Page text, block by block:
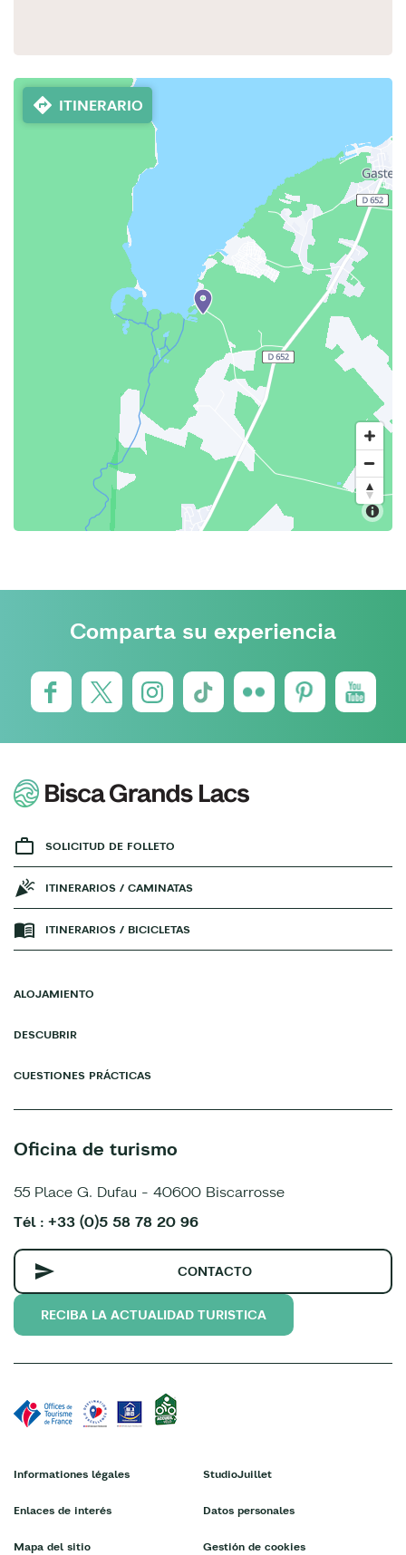
ITINERARIO
Comparta su experiencia
SOLICITUD DE FOLLETO
ITINERARIOS / CAMINATAS
ITINERARIOS / BICICLETAS
ALOJAMIENTO
DESCUBRIR
CUESTIONES PRÁCTICAS
Oficina de turismo
55 Place G. Dufau - 40600 Biscarrosse
Tél : +33 (0)5 58 78 20 96
CONTACTO
RECIBA LA ACTUALIDAD TURISTICA
Informationes légales
Enlaces de interés
Mapa del sitio
StudioJuillet
Datos personales
Gestión de cookies